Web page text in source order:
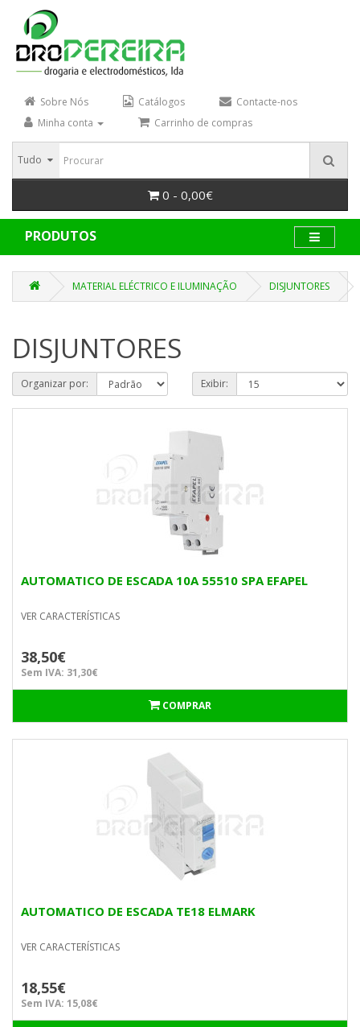
Sobre Nós Catálogos
Contacte-nos
Minha conta
Carrinho de compras
Tudo
0 - 0,00€
PRODUTOS
MATERIAL ELÉCTRICO E ILUMINAÇÃO DISJUNTORES
DISJUNTORES
Organizar por: Exibir:
AUTOMATICO DE ESCADA 10A 55510 SPA EFAPEL
VER CARACTERÍSTICAS
38,50€
Sem IVA: 31,30€
COMPRAR
AUTOMATICO DE ESCADA TE18 ELMARK
VER CARACTERÍSTICAS
18,55€
Sem IVA: 15,08€